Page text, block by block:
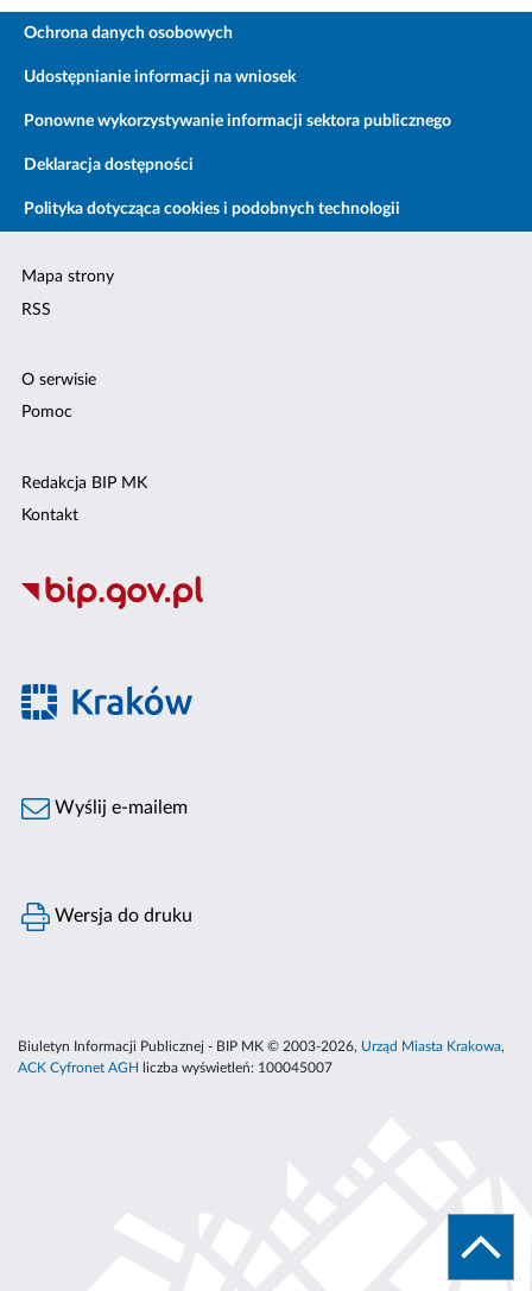
Ochrona danych osobowych
Udostępnianie informacji na wniosek
Ponowne wykorzystywanie informacji sektora publicznego
Deklaracja dostępności
Polityka dotycząca cookies i podobnych technologii
Mapa strony
RSS
O serwisie
Pomoc
Redakcja BIP MK
Kontakt
Wyślij e-mailem
Wersja do druku
Biuletyn Informacji Publicznej - BIP MK © 2003-2026, Urząd Miasta Krakowa,
ACK Cyfronet AGH
liczba wyświetleń: 100045007